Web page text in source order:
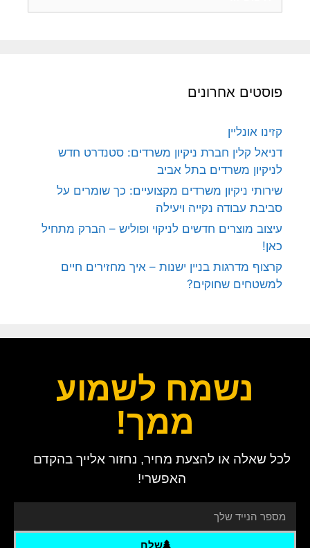
פוסטים אחרונים
קזינו אונליין
דניאל קלין חברת ניקיון משרדים: סטנדרט חדש
לניקיון משרדים בתל אביב
שירותי ניקיון משרדים מקצועיים: כך שומרים על
סביבת עבודה נקייה ויעילה
עיצוב מוצרים חדשים לניקוי ופוליש – הברק מתחיל
כאן!
קרצוף מדרגות בניין ישנות – איך מחזירים חיים
למשטחים שחוקים?
נשמח לשמוע
ממך!
לכל שאלה או להצעת מחיר, נחזור אלייך בהקדם
האפשרי!
שלח